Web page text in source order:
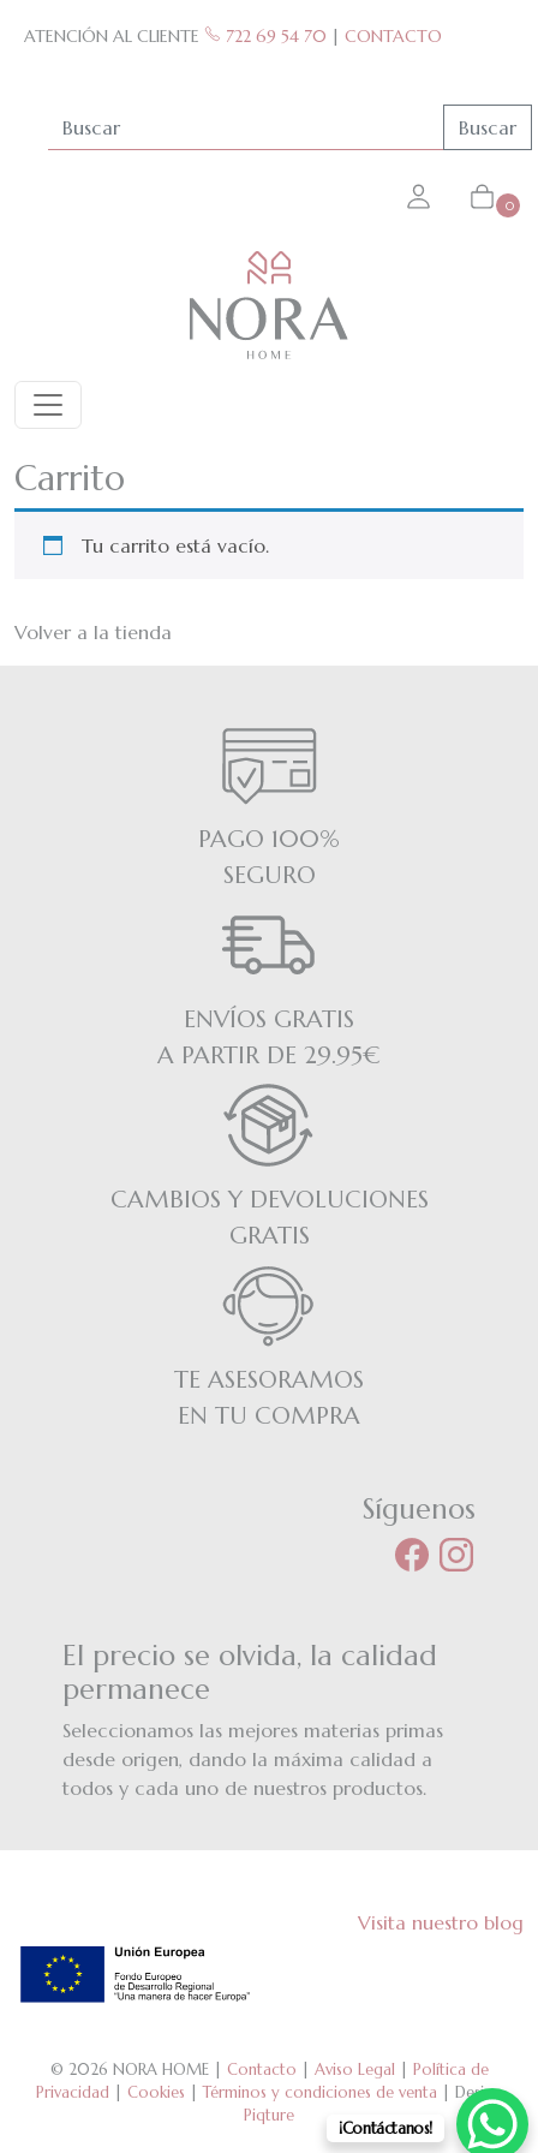
ATENCIÓN AL CLIENTE 722 69 54 70 | CONTACTO
Buscar
0
Carrito
Tu carrito está vacío.
Volver a la tienda
PAGO 100%
SEGURO
ENVÍOS GRATIS
A PARTIR DE 29.95€
CAMBIOS Y DEVOLUCIONES
GRATIS
TE ASESORAMOS
EN TU COMPRA
Síguenos
El precio se olvida, la calidad
permanece
Seleccionamos las mejores materias primas
desde origen, dando la máxima calidad a
todos y cada uno de nuestros productos.
Visita nuestro blog
© 2026 NORA HOME | Contacto Aviso Legal
Política de
Privacidad
Cookies |Términos y condiciones de venta | Design
Piqture
¡Contáctanos!